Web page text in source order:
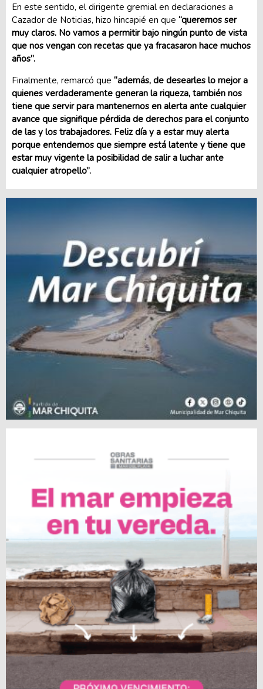
En este sentido, el dirigente gremial en declaraciones a
Cazador de Noticias, hizo hincapié en que “queremos ser
muy claros. No vamos a permitir bajo ningún punto de vista
que nos vengan con recetas que ya fracasaron hace muchos
años”.
Finalmente, remarcó que “además, de desearles lo mejor a
quienes verdaderamente generan la riqueza, también nos
tiene que servir para mantenernos en alerta ante cualquier
avance que signifique pérdida de derechos para el conjunto
de las y los trabajadores. Feliz día y a estar muy alerta
porque entendemos que siempre está latente y tiene que
estar muy vigente la posibilidad de salir a luchar ante
cualquier atropello”.